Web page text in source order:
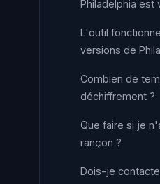
Philadelphia est
L'outil
versions de
Combien de
déchiffrement ?
Que faire si je
rançon ?
Dois-je